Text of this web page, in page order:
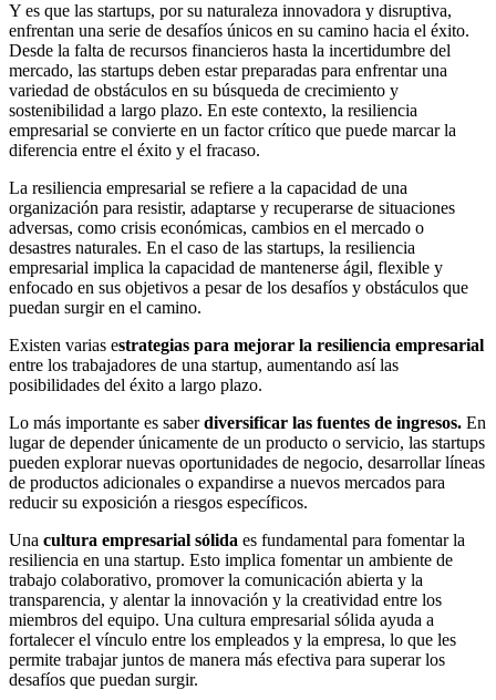
Y es que las startups, por su naturaleza innovadora y disruptiva,
enfrentan una serie de desafíos únicos en su camino hacia el éxito.
Desde la falta de recursos financieros hasta la incertidumbre del
mercado, las startups deben estar preparadas para enfrentar una
variedad de obstáculos en su búsqueda de crecimiento y
sostenibilidad a largo plazo. En este contexto, la resiliencia
empresarial se convierte en un factor crítico que puede marcar la
diferencia entre el éxito y el fracaso.
La resiliencia empresarial se refiere a la capacidad de una
organización para resistir, adaptarse y recuperarse de situaciones
adversas, como crisis económicas, cambios en el mercado o
desastres naturales. En el caso de las startups, la resiliencia
empresarial implica la capacidad de mantenerse ágil, flexible y
enfocado en sus objetivos a pesar de los desafíos y obstáculos que
puedan surgir en el camino.
Existen varias estrategias para mejorar la resiliencia empresarial
entre los trabajadores de una startup, aumentando así las
posibilidades del éxito a largo plazo.
Lo más importante es saberdiversificar las fuentes de ingresos. En
lugar de depender únicamente de un producto o servicio, las startups
pueden explorar nuevas oportunidades de negocio, desarrollar líneas
de productos adicionales o expandirse a nuevos mercados para
reducir su exposición a riesgos específicos.
Una cultura empresarial sólida es fundamental para fomentar la
resiliencia en una startup. Esto implica fomentar un ambiente de
trabajo colaborativo, promover la comunicación abierta y la
transparencia, y alentar la innovación y la creatividad entre los
miembros del equipo. Una cultura empresarial sólida ayuda a
fortalecer el vínculo entre los empleados y la empresa, lo que les
permite trabajar juntos de manera más efectiva para superar los
desafíos que puedan surgir.